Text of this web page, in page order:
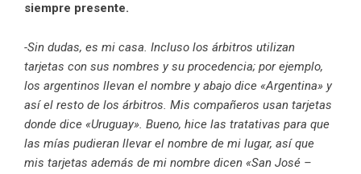
siempre presente.
-Sin dudas, es mi casa. Incluso los árbitros utilizan
tarjetas con sus nombres y su procedencia; por ejemplo,
los argentinos llevan el nombre y abajo dice «Argentina» y
así el resto de los árbitros. Mis compañeros usan tarjetas
donde dice «Uruguay». Bueno, hice las tratativas para que
las mías pudieran llevar el nombre de mi lugar, así que
mis tarjetas además de mi nombre dicen «San José –